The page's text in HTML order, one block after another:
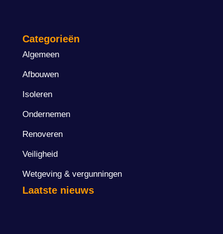
Categorieën
Algemeen
Afbouwen
Isoleren
Ondernemen
Renoveren
Veiligheid
Wetgeving & vergunningen
Laatste nieuws